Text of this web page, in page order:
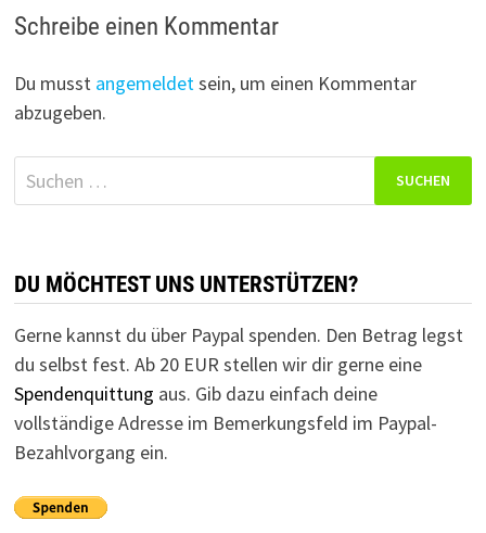
Schreibe einen Kommentar
Du musst angemeldet sein, um einen Kommentar
abzugeben.
Suchen
nach:
DU MÖCHTEST UNS UNTERSTÜTZEN?
Gerne kannst du über Paypal spenden. Den Betrag legst
du selbst fest. Ab 20 EUR stellen wir dir gerne eine
Spendenquittung aus. Gib dazu einfach deine
vollständige Adresse im Bemerkungsfeld im Paypal-
Bezahlvorgang ein.